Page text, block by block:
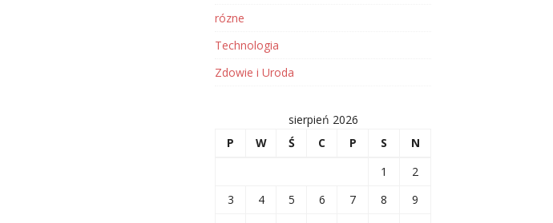
rózne
Technologia
Zdowie i Uroda
sierpień 2026
P
W Ś C P S
N
1
2
3
4 5 6 7 8
9